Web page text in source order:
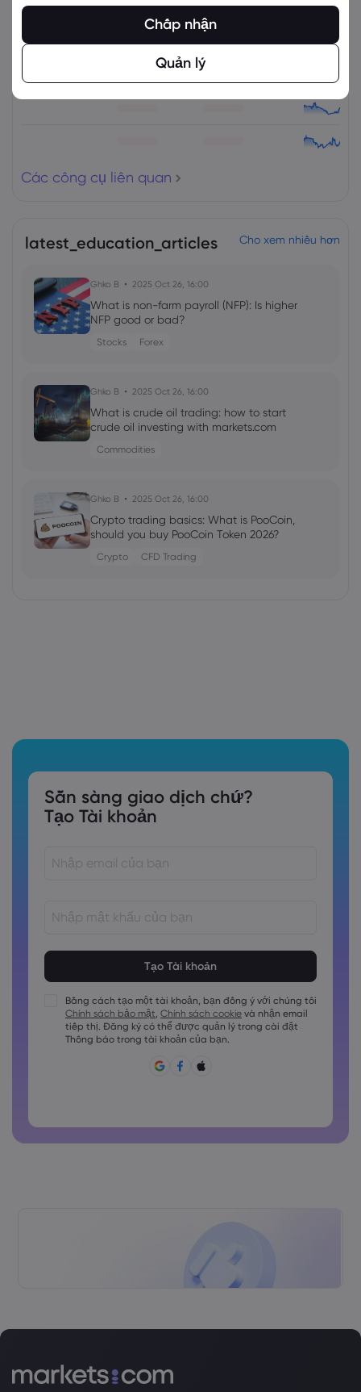
Bán
Các công cụ liên quan
latest_education_articles Cho xem nhiều hơn
Ghko B 2025 Oct 26, 16:00
What is non-farm payroll (NFP): Is higher
NFP good or bad?
Stocks Forex
Ghko B 2025 Oct 26, 16:00
What is crude oil trading: how to start
crude oil investing with markets.com
Commodities
Ghko B 2025 Oct 26, 16:00
Crypto trading basics: What is PooCoin,
should you buy PooCoin Token 2026?
Crypto CFD Trading
Sẵn sàng giao dịch chứ?
Tạo Tài khoản
Các mật khẩu phải chứa ít nhất 1 ký tự viết hoa
Các mật khẩu phải chứa ít nhất 1 ký tự viết thường
Mật khẩu phải chứa ~!@#£%^&amp;*()_-+=:;&lt;&gt;\{,\[]?,.
Bằng cách tạo một tài khoản, bạn đồng ý với chúng tôi
Chính sách bảo mật, Chính sách cookie và nhận email
tiếp thị. Đăng ký có thể được quản lý trong cài đặt
Thông báo trong tài khoản của bạn.
Chấp nhận
Quản lý